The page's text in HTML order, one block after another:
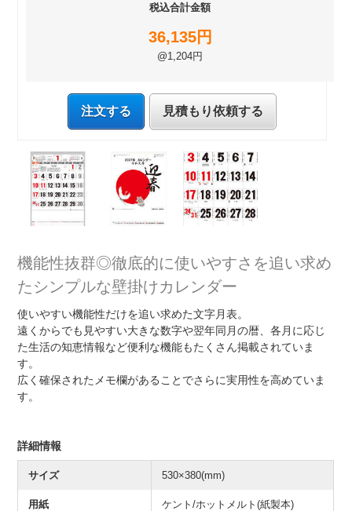
税込合計金額
36,135円
@1,204円
注文する 見積もり依頼する
機能性抜群◎徹底的に使いやすさを追い求め
たシンプルな壁掛けカレンダー
使いやすい機能性だけを追い求めた文字月表。
遠くからでも見やすい大きな数字や翌年同月の暦、各月に応じ
た生活の知恵情報など便利な機能もたくさん掲載されていま
す。
広く確保されたメモ欄があることでさらに実用性を高めていま
す。
詳細情報
サイズ 530×380(mm)
用紙 ケント/ホットメルト(紙製本)